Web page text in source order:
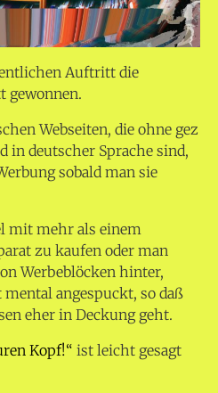
Auftritt die
gewonnen.
Webseiten, die ohne gez
in deutscher Sprache sind,
sobald man sie
mit mehr als einem
zu kaufen oder man
Werbeblöcken hinter,
angespuckt, so daß
eher in Deckung geht.
Kopf!“ ist leicht gesagt